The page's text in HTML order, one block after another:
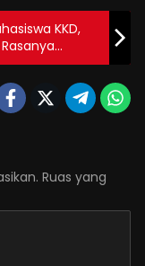
KKD,
Ruas yang